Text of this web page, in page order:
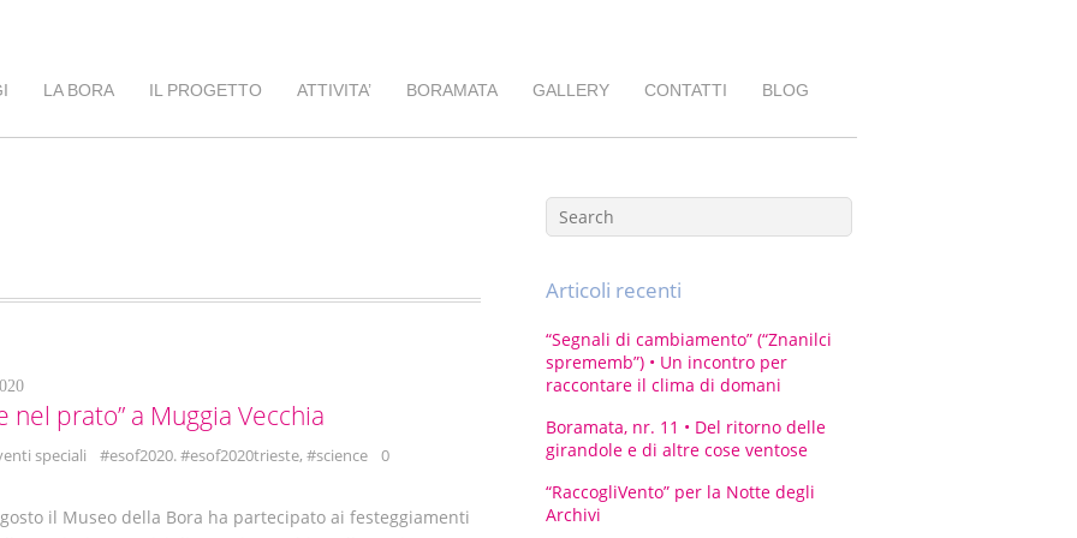
LA BORA IL PROGETTO ATTIVITA’ BORAMATA GALLERY CONTATTI BLOG
nel prato” a Muggia Vecchia
speciali #esof2020. #esof2020trieste, #science
0
il Museo della Bora ha partecipato ai festeggiamenti
Articoli recenti
“Segnali di cambiamento” (“Znanilci
sprememb”) • Un incontro per
raccontare il clima di domani
Boramata, nr. 11 • Del ritorno delle
girandole e di altre cose ventose
“RaccogliVento” per la Notte degli
Archivi